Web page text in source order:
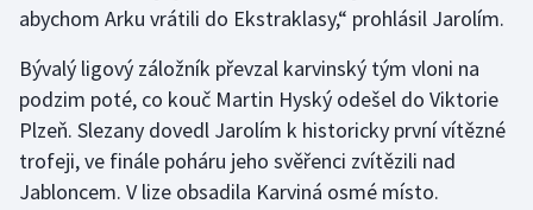
Lyže a snowboard
Moderní pětiboj
Motorsport
Olympijské hry
abychom Arku vrátili do Ekstraklasy,“ prohlásil Jarolím.
Bývalý ligový záložník převzal karvinský tým vloni na
podzim poté, co kouč Martin Hyský odešel do Viktorie
Plzeň. Slezany dovedl Jarolím k historicky první vítězné
trofeji, ve finále poháru jeho svěřenci zvítězili nad
Jabloncem. V lize obsadila Karviná osmé místo.